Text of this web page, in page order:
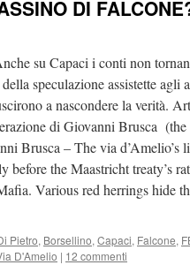
DI
su Capaci i conti non
speculazione assistette agli
a nascondere la verità.
di Giovanni Brusca
Brusca – The via d’Amelio’s
before the Maastricht treaty’s
Various red herrings hide
Pietro, Borsellino, Capaci, Falcone,
D'Amelio | 12 commenti